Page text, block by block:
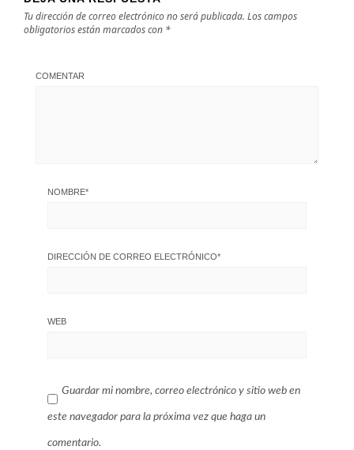
Tu dirección de correo electrónico no será publicada. Los campos
obligatorios están marcados con *
COMENTAR
NOMBRE*
DIRECCIÓN DE CORREO ELECTRÓNICO*
WEB
Guardar mi nombre, correo electrónico y sitio web en
este navegador para la próxima vez que haga un
comentario.